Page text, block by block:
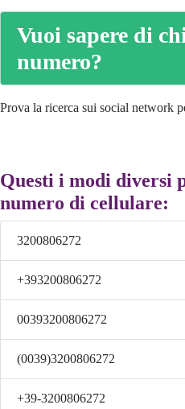
Vuoi sapere di
numero?
Prova la ricerca sui social network
Questi i modi diversi
numero di cellulare:
3200806272
+393200806272
00393200806272
(0039)3200806272
+39-3200806272